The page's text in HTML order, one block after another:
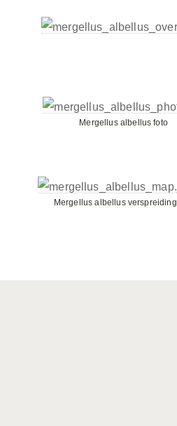
Mergellus albellus foto
Mergellus albellus verspreiding